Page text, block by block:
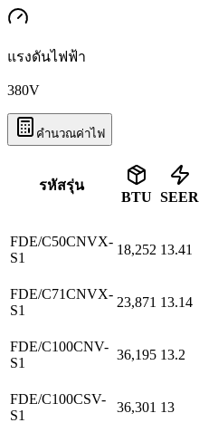
แรงดันไฟฟ้า
380V
คำนวณค่าไฟ
รหัสรุ่น
BTU SEER
FDE/C50CNVX-
S1
18,252 13.41
FDE/C71CNVX-
S1
23,871 13.14
FDE/C100CNV-
S1
36,195 13.2
FDE/C100CSV-
S1
36,301 13